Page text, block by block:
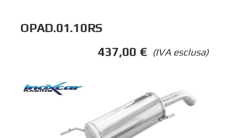
OPAD.01.10RS
(IVA esclusa)
437,00 €